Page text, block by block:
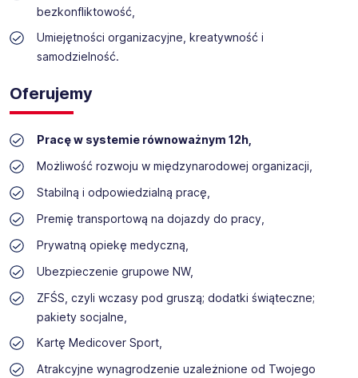
bezkonfliktowość,
Umiejętności organizacyjne, kreatywność i
samodzielność.
Oferujemy
Pracę w systemie równoważnym 12h,
Możliwość rozwoju w międzynarodowej organizacji,
Stabilną i odpowiedzialną pracę,
Premię transportową na dojazdy do pracy,
Prywatną opiekę medyczną,
Ubezpieczenie grupowe NW,
ZFŚS, czyli wczasy pod gruszą; dodatki świąteczne;
pakiety socjalne,
Kartę Medicover Sport,
Atrakcyjne wynagrodzenie uzależnione od Twojego